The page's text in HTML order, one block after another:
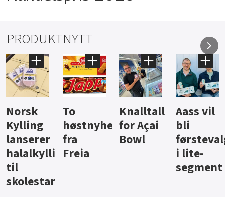
PRODUKTNYTT
Knalltall
for Açai
Bowl
Aass vil
bli
førstevalg
i lite-
Brus og
jus fra
Berentsen
Hard
iste fra
Hansa